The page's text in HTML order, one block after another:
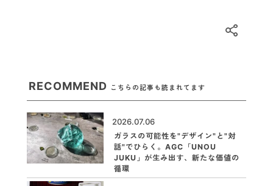
RECOMMEND こちらの記事も読まれてます
2026.07.06
ガラスの可能性を"デザイン"と"対
話"でひらく。AGC「UNOU
JUKU」が生み出す、新たな価値の
循環